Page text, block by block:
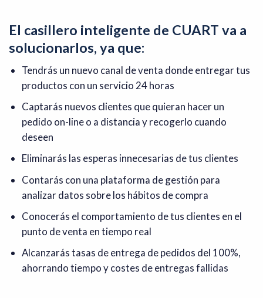
El casillero inteligente de CUART va a
solucionarlos, ya que:
Tendrás un nuevo canal de venta donde entregar tus
productos con un servicio 24 horas
Captarás nuevos clientes que quieran hacer un
pedido on-line o a distancia y recogerlo cuando
deseen
Eliminarás las esperas innecesarias de tus clientes
Contarás con una plataforma de gestión para
analizar datos sobre los hábitos de compra
Conocerás el comportamiento de tus clientes en el
punto de venta en tiempo real
Alcanzarás tasas de entrega de pedidos del 100%,
ahorrando tiempo y costes de entregas fallidas